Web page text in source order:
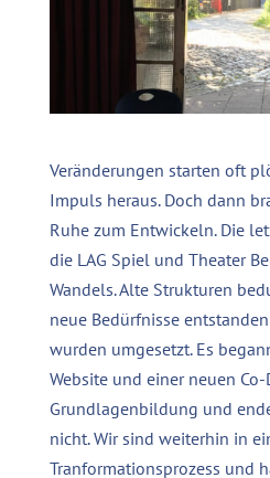
Veränderungen starten oft
Impuls heraus. Doch dann
Ruhe zum Entwickeln. Die
die LAG Spiel und Theater
Wandels. Alte Strukturen
neue Bedürfnisse
wurden umgesetzt. Es
Website und einer neuen
Grundlagenbildung und
nicht. Wir sind weiterhin in
Tranformationsprozess und